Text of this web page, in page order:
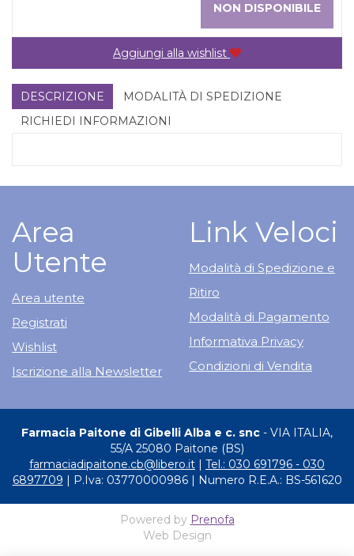
NON DISPONIBILE
Aggiungi alla wishlist
DESCRIZIONE
MODALITÀ DI SPEDIZIONE
RICHIEDI INFORMAZIONI
Area
Utente
Area utente
Registrati
Wishlist
Iscrizione alla Newsletter
Link Veloci
Modalità di Spedizione e
Ritiro
Modalità di Pagamento
Informativa Privacy
Condizioni di Vendita
Farmacia Paitone di Gibelli Alba e c. snc - VIA ITALIA,
55/A 25080 Paitone (BS)
farmaciadipaitone.cb@libero.it
Tel.: 030 691796 - 030
6897709 | P.Iva: 03770000986 | Numero R.E.A.: BS-561620
Powered by Prenofa
Web Design